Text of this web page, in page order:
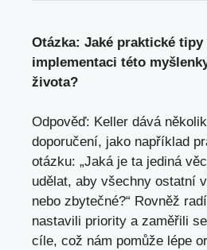
Otázka: Jaké praktické
implementaci této
života?
Odpověď: Keller dává
doporučení, jako například
otázku: „Jaká je ta jediná
udělat, aby všechny ostatní
nebo zbytečné?“ Rovněž
nastavili priority a zaměřili
cíle, což nám pomůže lépe